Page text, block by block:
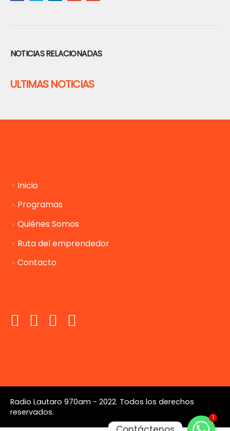
NOTICIAS RELACIONADAS
ULTIMAS NOTICIAS
Inicio
Programas
Quiénes Somos
Ruta del emprendedor
Contacto
Radio Lautaro 970am - 2022. Todos los derechos
reservados.
1